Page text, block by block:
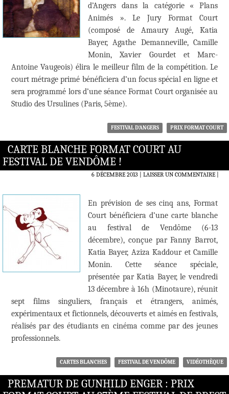
d’Angers dans la catégorie « Plans
Animés ». Le Jury Format Court
(composé de Amaury Augé, Katia
Bayer, Agathe Demanneville, Camille
Monin, Xavier Gourdet et Marc-
Antoine Vaugeois) élira le meilleur film de la compétition. Le
court métrage primé bénéficiera d’un focus spécial en ligne et
sera programmé lors d’une séance Format Court organisée au
Studio des Ursulines (Paris, 5ème).
FESTIVAL D'ANGERS PRIX FORMAT COURT
CARTE BLANCHE FORMAT COURT AU
FESTIVAL DE VENDÔME !
6 DÉCEMBRE 2013 LAISSER UN COMMENTAIRE|
En prévision de ses cinq ans, Format
Court bénéficiera d’une carte blanche
au festival de Vendôme (6-13
décembre), conçue par Fanny Barrot,
Katia Bayer, Aziza Kaddour et Camille
Monin. Cette séance spéciale,
présentée par Katia Bayer, le vendredi
13 décembre à 16h (Minotaure), réunit
sept films singuliers, français et étrangers, animés,
expérimentaux et fictionnels, découverts et aimés en festivals,
réalisés par des étudiants en cinéma comme par des jeunes
professionnels.
CARTES BLANCHES FESTIVAL DE VENDÔME VIDÉOTHÈQUE
PREMATUR DE GUNHILD ENGER : PRIX